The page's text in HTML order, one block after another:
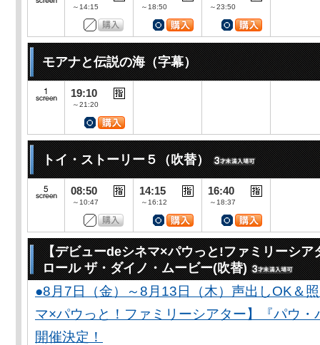
～14:15 ～18:50 ～23:50
モアナと伝説の海（字幕）
19:10
～21:20
トイ・ストーリー５（吹替）
08:50
～10:47
14:15
～16:12
16:40
～18:37
【デビューdeシネマ×パウっと!ファミリーシア
ロール ザ・ダイノ・ムービー(吹替)
●8月7日（金）～8月13日（木）声出しOK＆
マ×パウっと！ファミリーシアター】『パウ
開催決定！